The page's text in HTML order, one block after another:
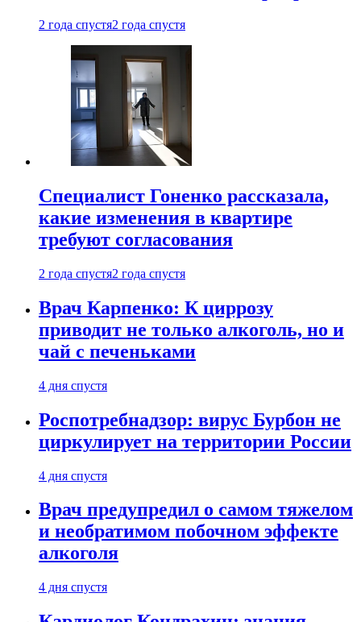
2 года спустя2 года спустя
Специалист Гоненко рассказала,
какие изменения в квартире
требуют согласования
2 года спустя2 года спустя
Врач Карпенко: К циррозу
приводит не только алкоголь, но и
чай с печеньками
4 дня спустя
Роспотребнадзор: вирус Бурбон не
циркулирует на территории России
4 дня спустя
Врач предупредил о самом тяжелом
и необратимом побочном эффекте
алкоголя
4 дня спустя